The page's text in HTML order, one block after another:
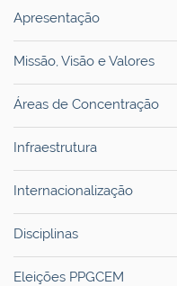
Apresentação
Missão, Visão e Valores
Áreas de Concentração
Infraestrutura
Internacionalização
Disciplinas
Eleições PPGCEM